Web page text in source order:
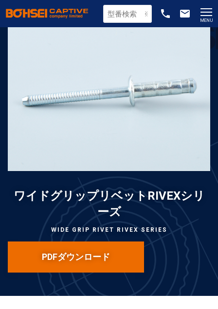
phone email
MENU
ワイドグリップリベットRIVEXシリ
ーズ
WIDE GRIP RIVET RIVEX SERIES
PDFダウンロード